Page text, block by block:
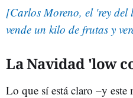
[Carlos Moreno, el 'rey
vende un kilo de frutas y
La Navidad 'low
Lo que sí está claro –y